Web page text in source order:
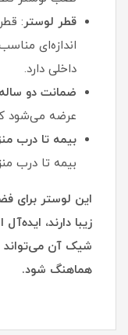
قطر لوستر
اندازه‌ای
داخلی دارد.
ضمانت دو ساله
عرضه می‌شود
بیمه تا درب
بیمه تا درب
این لوستر برای
زیبا دارند،
شیک آن می‌تواند
هماهنگ شود.